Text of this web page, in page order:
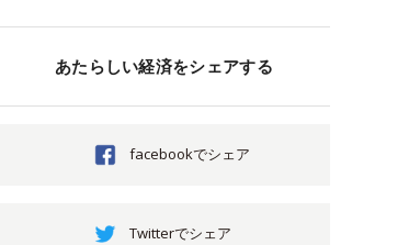
あたらしい経済をシェアする
facebookでシェア
Twitterでシェア